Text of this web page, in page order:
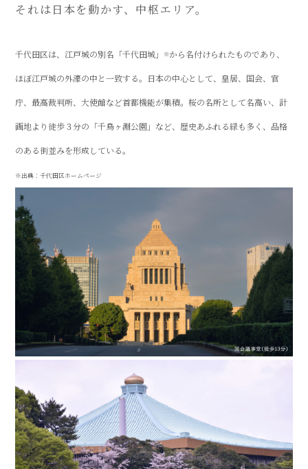
それは日本を動かす、中枢エリア。
千代田区は、江戸城の別名「千代田城」 ※から名付けられたものであり、
ほぼ江戸城の外濠の中と一致する。日本の中心として、皇居、国会、官
庁、最高裁判所、大使館など首都機能が集積。桜の名所として名高い、計
画地より徒歩３分の「千鳥ヶ淵公園」など、歴史あふれる緑も多く、品格
のある街並みを形成している。
※出典：千代田区ホームページ